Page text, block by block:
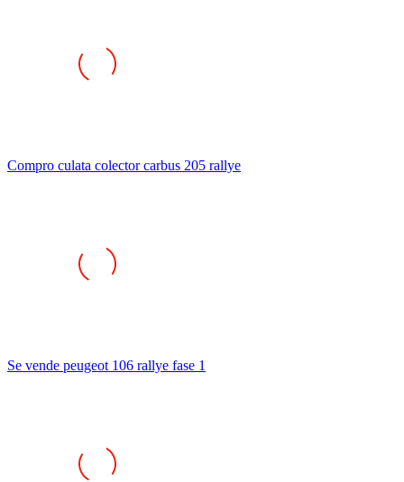
Compro culata colector carbus 205 rallye
Se vende peugeot 106 rallye fase 1